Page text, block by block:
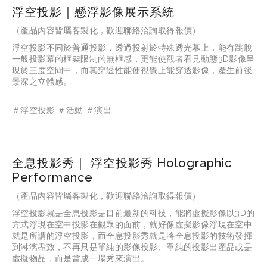
浮空投影｜懸浮影像展示系統
（產品內容皆屬客製化，歡迎聯絡洽詢取得報價）
浮空投影不同於普通投影，透過投射於特殊透光幕上，能有跳脫
一般投影幕的框架限制的無框感，更能使觀者看見動態3D影像呈
現於三度空間中，而其穿透性能使視覺上能穿透影像，產生前後
景深之立體感。
＃浮空投影 ＃活動 ＃演出
全息投影秀｜ 浮空投影秀 Holographic
Performance
（產品內容皆屬客製化，歡迎聯絡洽詢取得報價）
浮空投影就是全息投影是目前最新的科技，能將虛擬影像以3D的
方式浮現在空中投影在觀眾的面前，就好像虛擬影像浮現在空中
就是所謂的浮空投影，而全息投影秀就是將全息投影的技術發揮
到淋漓盡致，不再只是單純的影像投影、單純的投影出產品或是
虛擬物品，而是當成一場秀來演出。